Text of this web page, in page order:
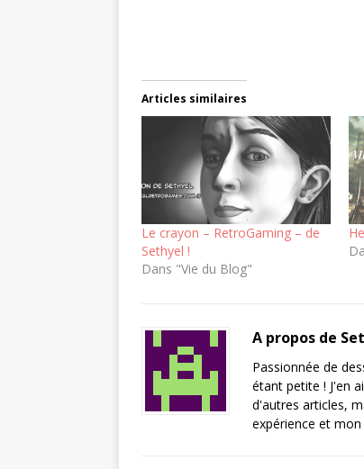
Articles similaires
Le crayon – RetroGaming – de
Sethyel !
Dans "Vie du Blog"
A propos de
Passionnée de
étant petite ! J'en
d'autres articles,
expérience et mon